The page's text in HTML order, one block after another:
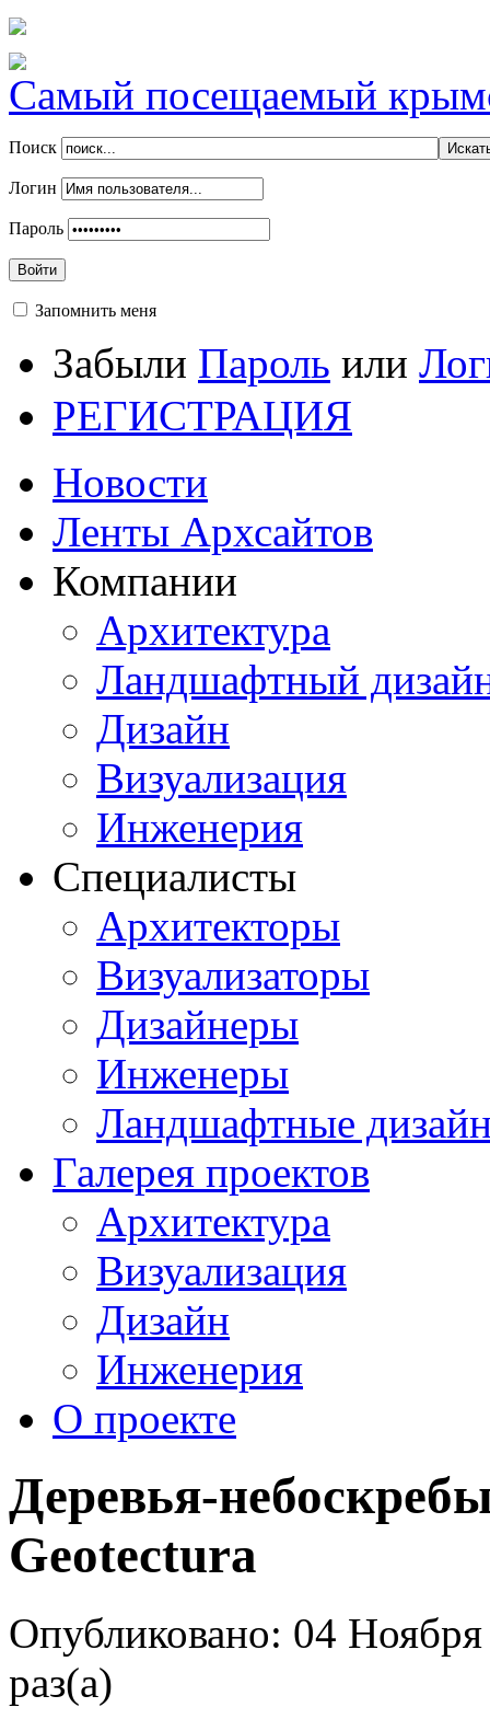
Самый посещаемый
Поиск
Логин
Пароль
Войти
Запомнить меня
Забыли Пароль или
РЕГИСТРАЦИЯ
Новости
Ленты Архсайтов
Компании
Архитектура
Ландшафтный
Дизайн
Визуализация
Инженерия
Специалисты
Архитекторы
Визуализаторы
Дизайнеры
Инженеры
Ландшафтные
Галерея проектов
Архитектура
Визуализация
Дизайн
Инженерия
О проекте
Деревья-
Geotectura
Опубликовано: 04
раз(а)